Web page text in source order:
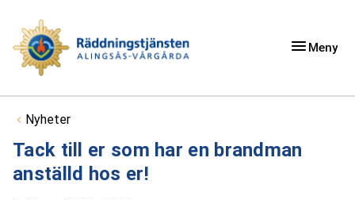
Meny
Du är här:
Nyheter
Tack till er som har en brandman
anställd hos er!